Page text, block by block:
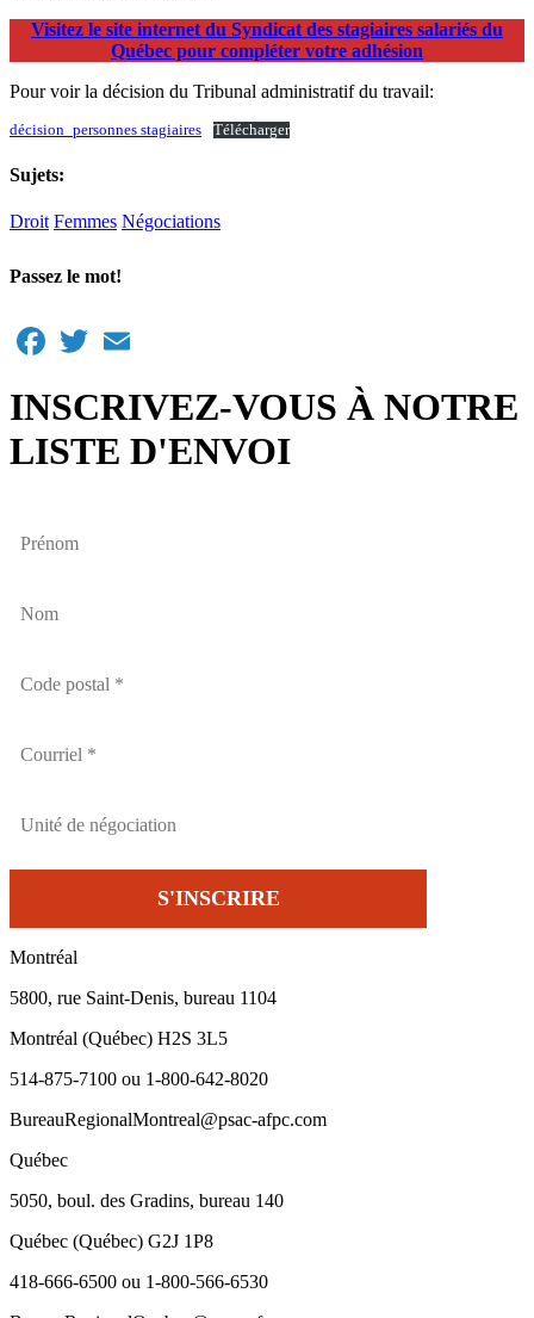
Visitez le site internet du Syndicat des stagiaires salariés du
Québec pour compléter votre adhésion
Pour voir la décision du Tribunal administratif du travail:
décision_personnes stagiaires Télécharger
Sujets:
Droit Femmes Négociations
Passez le mot!
Facebook
Twitter
INSCRIVEZ-VOUS À NOTRE
LISTE D'ENVOI
Montréal
5800, rue Saint-Denis, bureau 1104
Montréal (Québec) H2S 3L5
514-875-7100 ou 1-800-642-8020
BureauRegionalMontreal@psac-afpc.com
Québec
5050, boul. des Gradins, bureau 140
Québec (Québec) G2J 1P8
418-666-6500 ou 1-800-566-6530